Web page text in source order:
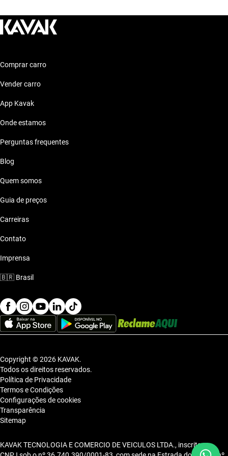
Volkswagen Amarok 2022 ate 500 mil reais
Volkswagen Amarok 2022 ate 70 mil reais
Comprar carro
Vender carro
App Kavak
Onde estamos
Perguntas frequentes
Blog
Quem somos
Guia de preços
Carreiras
Contato
Imprensa
🇧🇷 Brasil
Copyright © 2026 KAVAK.
Todos os direitos reservados.
Política de Privacidade
Termos e Condições
Configurações de cookies
Transparência
Sitemap
KAVAK TECNOLOGIA E COMERCIO DE VEICULOS LTDA., inscrita no